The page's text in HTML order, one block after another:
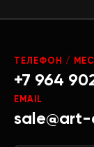
ТЕЛЕФОН /
+7 964
EMAIL